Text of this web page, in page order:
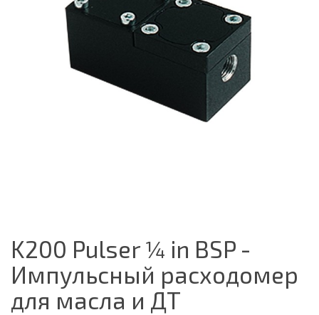
K200 Pulser ¼ in BSP -
Импульсный расходомер
для масла и ДТ